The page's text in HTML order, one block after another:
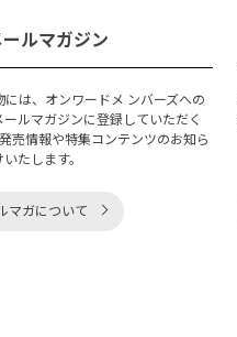
ルマガジン
は、オンワードメ ンバーズへの
ルマガジンに登録していただく
売情報や特集コンテンツのお知ら
たします。
マガについて